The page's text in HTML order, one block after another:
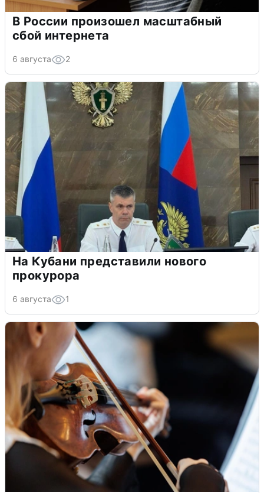
В России произошел масштабный
сбой интернета
6 августа 2
На Кубани представили нового
прокурора
6 августа 1